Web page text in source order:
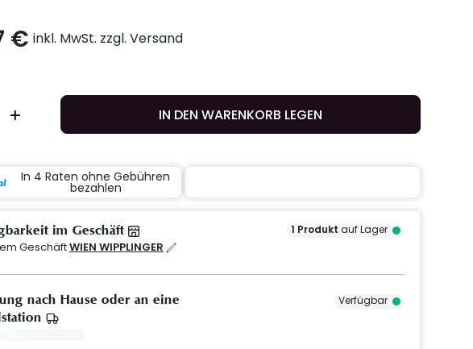
€ inkl. MwSt. zzgl. Versand
IN DEN WARENKORB LEGEN
In 4 Raten ohne Gebühren
bezahlen
im Geschäft 1 Produkt auf Lager
GeschäftWIEN WIPPLINGER
nach Hause oder an eine
Verfügbar